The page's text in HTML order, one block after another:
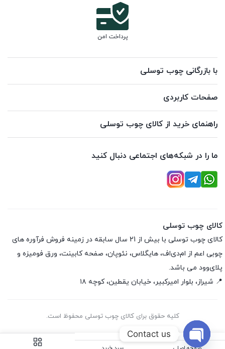
پرداخت امن
با بازرگانی چوب توسلی
صفحات کاربردی
راهنمای خرید از کالای چوب توسلی
ما را در شبکه‌های اجتماعی دنبال کنید
کالای چوب توسلی
کالای چوب توسلی با بیش از 21 سال سابقه در زمینه فروش فرآوره های
چوبی اعم از ام‌دی‌اف، هایگلاس، نئوپان، صفحه کابینت، ورق فومیزه و
پلای‌وود می باشد.
📍 شیراز، بلوار امیرکبیر، خیابان یقطین، کوچه ۱۸
کلیه حقوق برای کالای چوب توسلی محفوظ است.
Contact us